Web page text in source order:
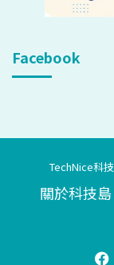
Facebook
TechNice科
關於科技島